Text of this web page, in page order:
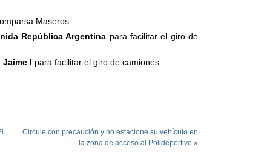
Maseros.
República Argentina para facilitar el giro de
I para facilitar el giro de camiones.
Circule con precaución y no estacione su vehículo en
la zona de acceso al Polideportivo »